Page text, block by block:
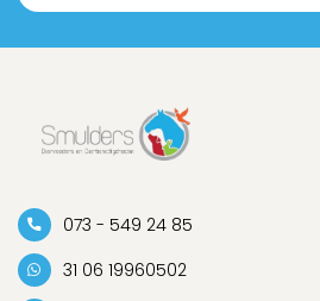
073 - 549 24 85
31 06 19960502